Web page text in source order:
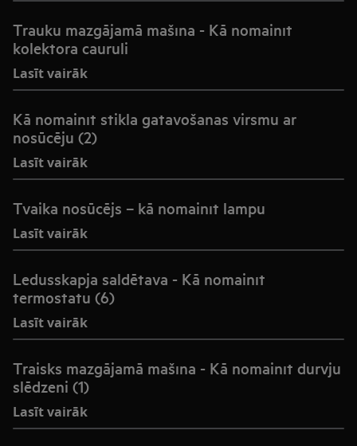
Trauku mazgājamā mašīna - Kā nomainīt
kolektora cauruli
Lasīt vairāk
Kā nomainīt stikla gatavošanas virsmu ar
nosūcēju (2)
Lasīt vairāk
Tvaika nosūcējs – kā nomainīt lampu
Lasīt vairāk
Ledusskapja saldētava - Kā nomainīt
termostatu (6)
Lasīt vairāk
Traisks mazgājamā mašīna - Kā nomainīt durvju
slēdzeni (1)
Lasīt vairāk